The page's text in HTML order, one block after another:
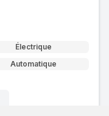
Électrique
Automatique